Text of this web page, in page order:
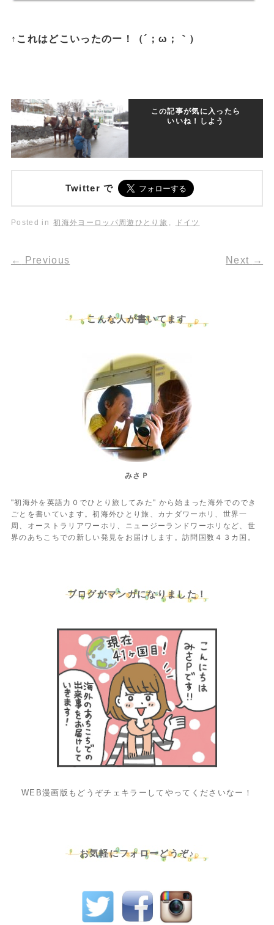
↑これはどこいったのー！（´；ω；｀）
この記事が気に入ったら
いいね！しよう
Twitter で
Posted in 初海外ヨーロッパ周遊ひとり旅 , ドイツ
← Previous Next →
こんな人が書いてます
みさＰ
"初海外を英語力０でひとり旅してみた" から始まった海外でのでき
ごとを書いています。初海外ひとり旅、カナダワーホリ、世界一
周、オーストラリアワーホリ、ニュージーランドワーホリなど、世
界のあちこちでの新しい発見をお届けします。訪問国数４３カ国。
ブログがマンガになりました！
WEB漫画版もどうぞチェキラーしてやってくださいなー！
お気軽にフォローどうぞ♪